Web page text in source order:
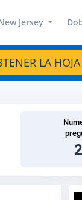
Jersey
LA